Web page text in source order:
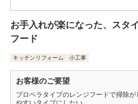
お手入れが楽になった、スタ
フード
キッチンリフォーム 小工事
お客様のご要望
プロペラタイプのレンジフードで掃除